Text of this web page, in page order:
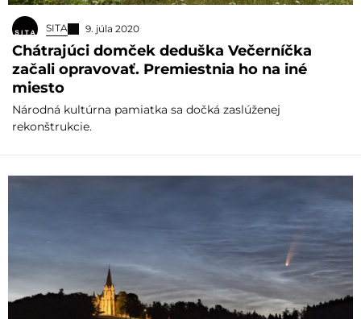
SITA 9. júla 2020
Chátrajúci domček deduška Večerníčka
začali opravovať. Premiestnia ho na iné
miesto
Národná kultúrna pamiatka sa dočká zaslúženej
rekonštrukcie.